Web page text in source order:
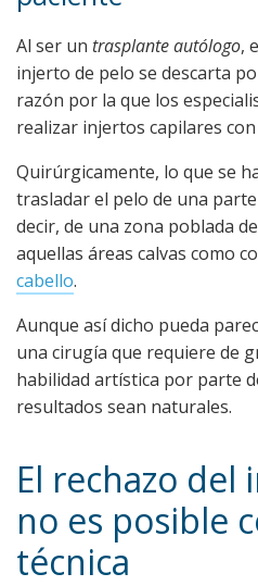
Al ser un trasplante autólogo,
injerto de pelo se descarta
razón por la que los
realizar injertos capilares
Quirúrgicamente, lo que se
trasladar el pelo de una
decir, de una zona poblada de
aquellas áreas calvas como
cabello.
Aunque así dicho pueda
una cirugía que requiere de
habilidad artística por parte
resultados sean naturales.
El rechazo
no es posible
técnica